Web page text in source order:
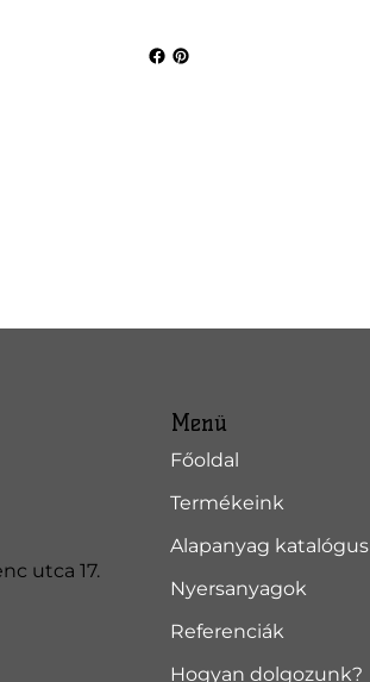
utca 17.
Menü
Főoldal
Termékeink
Alapanyag katalógus
Nyersanyagok
Referenciák
Hogyan dolgozunk?